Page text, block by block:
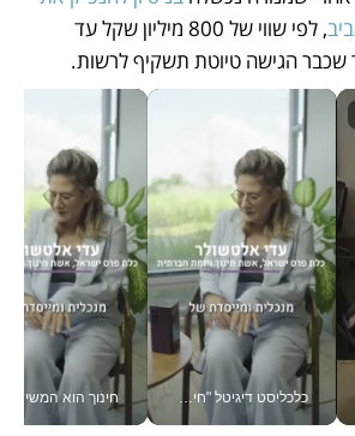
שכבר הגישה טיוטת תשקיף לרשות.
כלכליסט דיגיטל "חינוך הוא המשימה של החיים שלי"_v